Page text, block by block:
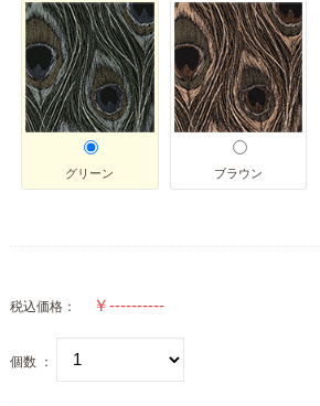
グリーン ブラウン
税込価格：
個数 ：